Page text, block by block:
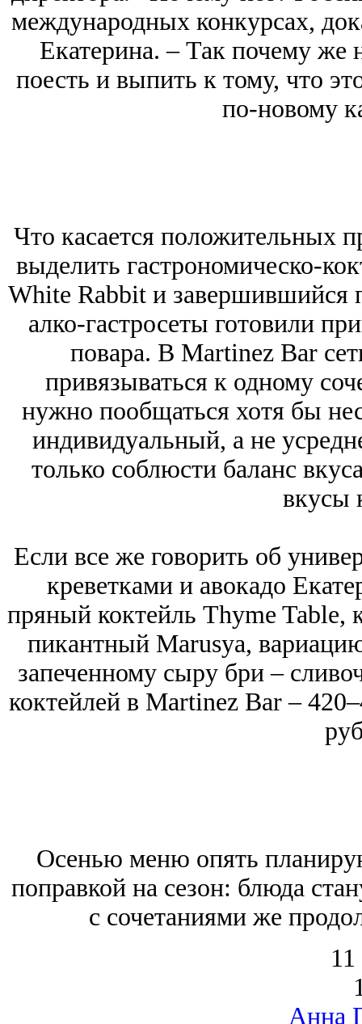
международных конкурсах,
Екатерина. ‒ Так почему же
поесть и выпить к тому, что
по-новому
Что касается положительных
выделить гастрономическо-
White Rabbit и завершившийся
алко-гастросеты готовили
повара. В Martinez Bar
привязываться к одному
нужно пообщаться хотя бы
индивидуальный, а не
только соблюсти баланс
вкусы
Если все же говорить об
креветками и авокадо
пряный коктейль Thyme Table,
пикантный Marusya,
запеченному сыру бри –
коктейлей в Martinez Bar ‒
Осенью меню опять
поправкой на сезон: блюда
с сочетаниями же
Анна